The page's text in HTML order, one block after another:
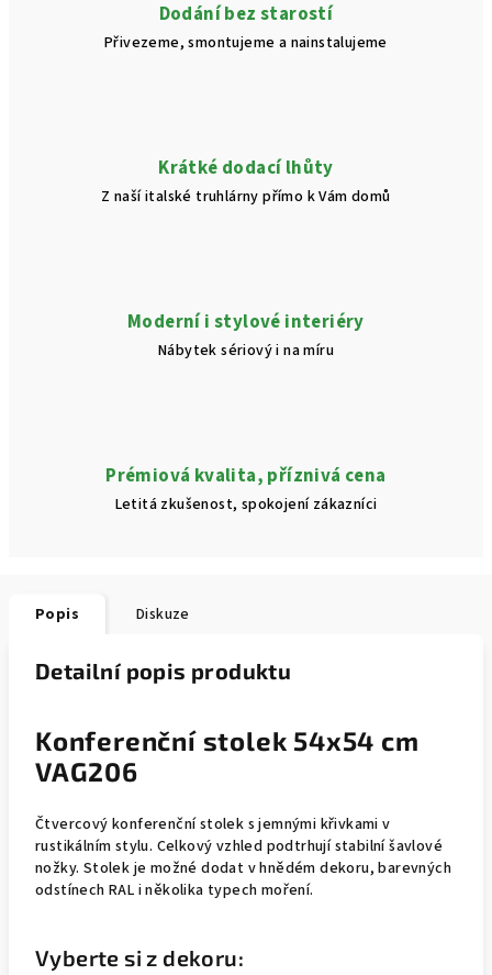
Dodání bez starostí
Přivezeme, smontujeme a nainstalujeme
Krátké dodací lhůty
Z naší italské truhlárny přímo k Vám domů
Moderní i stylové interiéry
Nábytek sériový i na míru
Prémiová kvalita, příznivá cena
Letitá zkušenost, spokojení zákazníci
Popis Diskuze
Detailní popis produktu
Konferenční stolek 54x54 cm
VAG206
Čtvercový konferenční stolek s jemnými křivkami v
rustikálním stylu. Celkový vzhled podtrhují stabilní šavlové
nožky. Stolek je možné dodat v hnědém dekoru, barevných
odstínech RAL i několika typech moření.
Vyberte si z dekoru: